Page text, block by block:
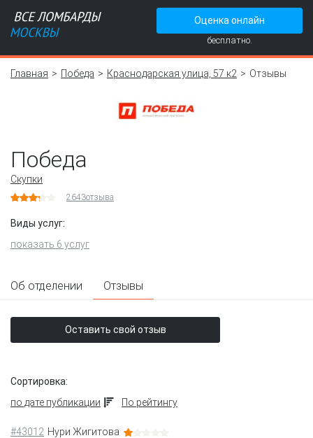
Оценка онлайн
бесплатно.
Главная Победа Краснодарская улица, 57 к2 Отзывы
Победа
Скупки
2643отзыва
Виды услуг:
показать 6 услуг
Об отделении Отзывы
Оставить свой отзыв
Сортировка:
по дате публикации
По рейтингу
#43012 Нури Жигитова